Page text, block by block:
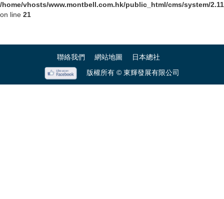
/home/vhosts/www.montbell.com.hk/public_html/cms/system/
on line 21
聯絡我們 網站地圖
日本總社
版權所有 © 東輝發展有限公司